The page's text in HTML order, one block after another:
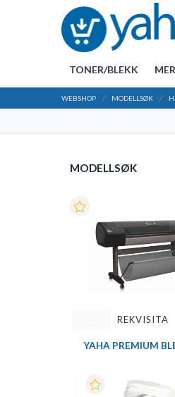
TONER/BLEKK
WEBSHOP MODELLSØK
MODELLSØK
REKVISITA
YAHA PREMIUM